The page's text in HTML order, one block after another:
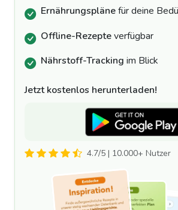
Ernährungsplänefür deine
Offline-Rezepteverfügbar
Nährstoff-Tracking im Blick
Jetzt kostenlos herunterladen!
4.7/5 | 10.000+ Nutzer